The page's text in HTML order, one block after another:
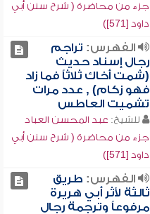
جزء من محاضرة ( شرح سنن أبي
داود [571])
الفهرس: تراجم
رجال إسناد حديث
(شمت أخاك ثلاثاً فما زاد
فهو زكام) , عدد مرات
تشميت العاطس
للشيخ: عبد المحسن العباد
جزء من محاضرة ( شرح سنن أبي
داود [571])
الفهرس: طريق
ثالثة لأثر أبي هريرة
مرفوعاً وترجمة رجال